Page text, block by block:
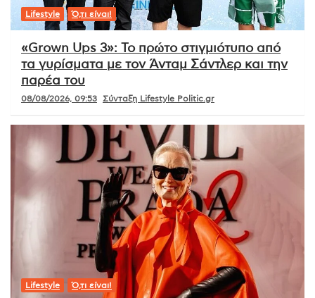
Lifestyle Ό,τι είναι!
«Grown Ups 3»: Το πρώτο στιγμιότυπο από
τα γυρίσματα με τον Άνταμ Σάντλερ και την
παρέα του
08/08/2026, 09:53 Σύνταξη Lifestyle Politic.gr
Lifestyle Ό,τι είναι!